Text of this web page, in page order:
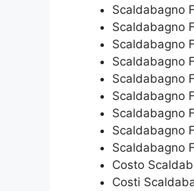
Scaldabagno
Scaldabagno
Scaldabagno
Scaldabagno
Scaldabagno
Scaldabagno
Scaldabagno
Scaldabagno
Scaldabagno
Costo
Costi